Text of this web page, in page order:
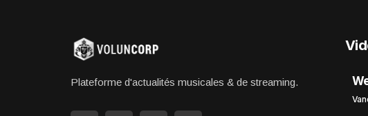
Plateforme d'actualités musicales & de streaming.